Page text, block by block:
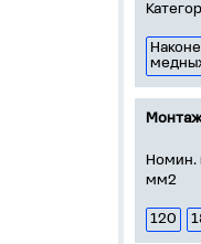
Номин.
мм2
120